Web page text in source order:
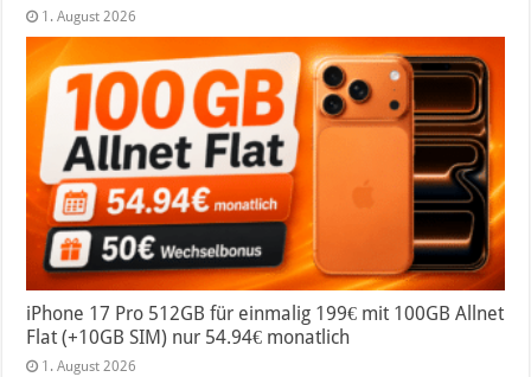
1. August 2026
iPhone 17 Pro 512GB für einmalig 199€ mit 100GB Allnet
Flat (+10GB SIM) nur 54.94€ monatlich
1. August 2026